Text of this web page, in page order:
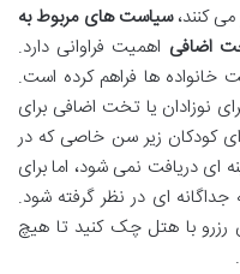
کنند،سیاست های مربوط به
اضافی اهمیت فراوانی دارد.
خانواده ها فراهم کرده است.
نوزادان یا تخت اضافی برای
کودکان زیر سن خاصی که در
ای دریافت نمی شود، اما برای
ای در نظر گرفته شود.
رزرو با هتل چک کنید تا هیچ